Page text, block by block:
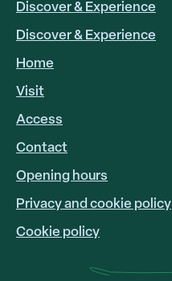
HOOFDNAVIGATIE
EN
Discover & Experience
Discover & Experience
Home
Visit
FOOTER
LINKS
Access
Contact
Opening hours
Privacy and cookie policy
Cookie policy